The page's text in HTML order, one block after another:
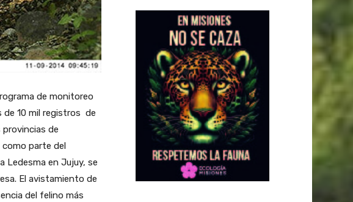
de monitoreo
de 10 mil registros de
provincias de
parte del
Ledesma en Jujuy, se
El avistamiento de
del felino más